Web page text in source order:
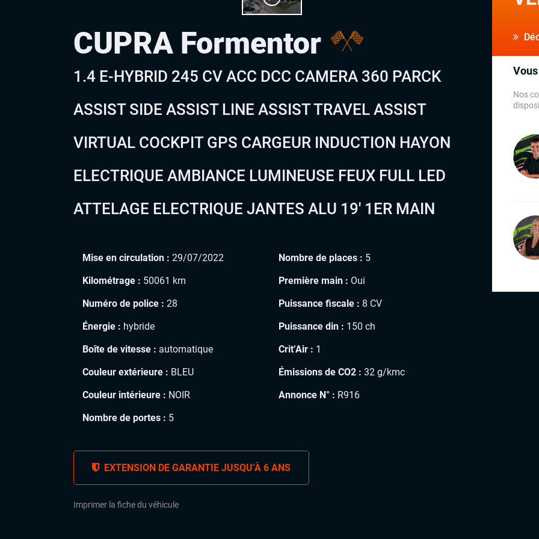
CUPRA Formentor
1.4 E-HYBRID 245 CV ACC DCC CAMERA 360 PARCK
ASSIST SIDE ASSIST LINE ASSIST TRAVEL ASSIST
VIRTUAL COCKPIT GPS CARGEUR INDUCTION HAYON
ELECTRIQUE AMBIANCE LUMINEUSE FEUX FULL LED
ATTELAGE ELECTRIQUE JANTES ALU 19′ 1ER MAIN
Mise en circulation : 29/07/2022
Kilométrage : 50061 km
Numéro de police : 28
Énergie : hybride
Boîte de vitesse : automatique
Couleur extérieure : BLEU
Couleur intérieure : NOIR
Nombre de portes : 5
Nombre de places : 5
Première main : Oui
Puissance fiscale : 8 CV
Puissance din : 150 ch
Crit’Air : 1
Émissions de CO2 : 32 g/kmc
Annonce N° : R916
EXTENSION DE GARANTIE JUSQU’À 6 ANS
Imprimer la fiche du véhicule
Nos